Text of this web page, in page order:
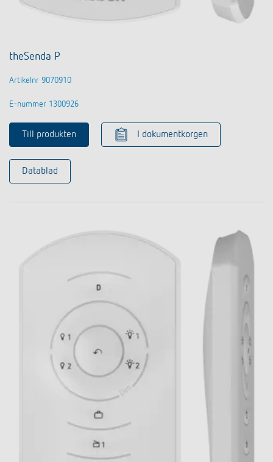
theSenda P
Artikelnr 9070910
E-nummer 1300926
Till produkten I dokumentkorgen
Datablad